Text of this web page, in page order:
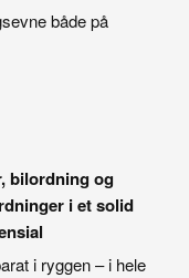
både på
bilordning og
i et solid
i ryggen – i hele